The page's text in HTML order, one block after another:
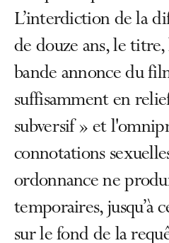
L’interdiction de la
de douze ans, le titre,
bande annonce du
suffisamment en
subversif » et
connotations
ordonnance ne
temporaires, jusqu’à
sur le fond de la